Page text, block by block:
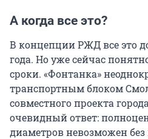
А когда все это?
В концепции РЖД все это
года. Но уже сейчас
сроки. «Фонтанка»
транспортным блоком
совместного проекта
очевидный ответ:
диаметров невозможен без